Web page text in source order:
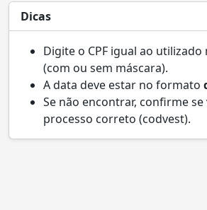
Dicas
Digite o CPF igual ao utilizado
(com ou sem máscara).
A data deve estar no formato
Se não encontrar, confirme se
processo correto (codvest).